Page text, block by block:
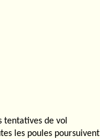
tentatives de vol
les poules poursuivent